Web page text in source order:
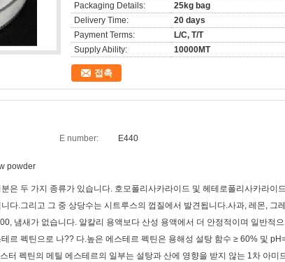
Packaging Details:
25kg bag
Delivery Time:
20 days
Payment Terms:
L/C, T/T
Supply Ability:
10000MT
접촉
E number: E440
powder
은 두 가지 종류가 있습니다. 호모폴리사카라이드 및 헤테로폴리사카라이
다.그리고 그 중 상당수는 시트루스의 껍질에서 발견됩니다.사과, 레몬, 그
냄새가 없습니다. 알칼리 용액보다 산성 용액에서 더 안정적이며 일반적
르 펙틴으로 나?? 다.높은 에스테르 펙틴은 용해성 설탕 함수 ≥ 60% 및
터 펙틴의 메틸 에스테르의 일부는 설탕과 산에 영향을 받지 않는 1차 아미